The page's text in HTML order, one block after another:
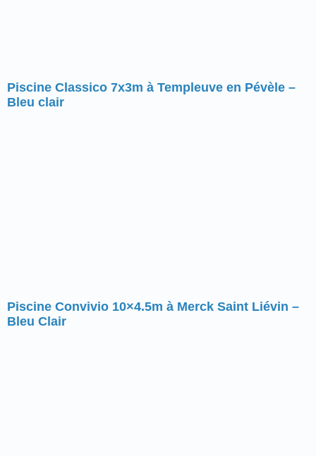
Piscine Classico 7x3m à Templeuve en Pévèle –
Bleu clair
Piscine Convivio 10×4.5m à Merck Saint Liévin –
Bleu Clair